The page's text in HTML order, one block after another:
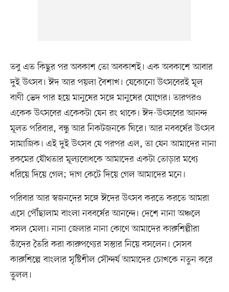
তবু এত কিছুর পর অবকাশ তো অবকাশই। এক অবকাশে আবার
দুই উৎসব। ঈদ আর পয়লা বৈশাখ। যেকোনো উৎসবেরই মূল
বাণী ভেদ পার হয়ে মানুষের সঙ্গে মানুষের যোগের। তারপরও
একেক উৎসবের একেকটা যেন রং থাকে। ঈদ-উৎসবের আনন্দ
মূলত পরিবার, বন্ধু আর নিকটজনকে ঘিরে। আর নববর্ষের উৎসব
সামাজিক। এই দুই উৎসব যে পরপর এল, তা যেন আমাদের নানা
রকমের যৌথতার মূল্যবোধকে আমাদের একটা তোড়ার মধ্যে
ধরিয়ে দিয়ে গেল; দাগ কেটে দিয়ে গেল আমাদের মনে।
পরিবার আর স্বজনদের সঙ্গে ঈদের উৎসব করতে করতে আমরা
এসে পৌঁছালাম বাংলা নববর্ষের আনন্দে। দেশে নানা অঞ্চলে
বসল মেলা। নানা জেলার নানা কোণে আমাদের কারুশিল্পীরা
তাঁদের তৈরি করা কারুপণ্যের সম্ভার নিয়ে বসলেন। সেসব
কারুশিল্পে বাংলার সৃষ্টিশীল সৌন্দর্য আমাদের চোখকে নতুন করে
তুলল।